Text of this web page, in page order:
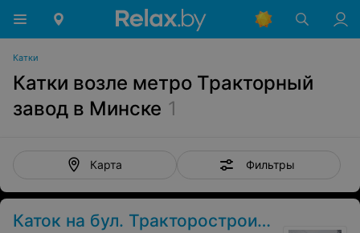
Катки
Катки возле метро Тракторный
завод в Минске 1
Карта Фильтры
Каток на бул. Тракторостроителей